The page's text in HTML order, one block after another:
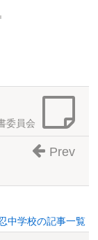
委員会
Prev
中学校の記事一覧